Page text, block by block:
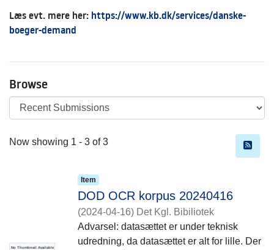
Læs evt. mere her: https://www.kb.dk/services/danske-
boeger-demand
Browse
Recent Submissions
Now showing 1 - 3 of 3
No Thumbnail Available
Item
DOD OCR korpus 20240416
(2024-04-16) Det Kgl. Bibiliotek
Advarsel: datasættet er under teknisk
udredning, da datasættet er alt for lille. Der